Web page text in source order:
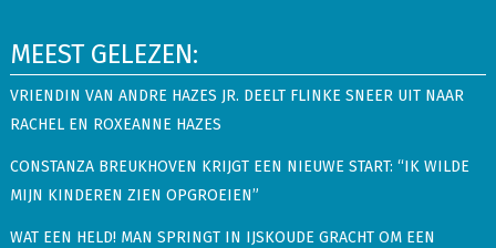
MEEST GELEZEN:
VRIENDIN VAN ANDRE HAZES JR. DEELT FLINKE SNEER UIT NAAR
RACHEL EN ROXEANNE HAZES
CONSTANZA BREUKHOVEN KRIJGT EEN NIEUWE START: “IK WILDE
MIJN KINDEREN ZIEN OPGROEIEN”
WAT EEN HELD! MAN SPRINGT IN IJSKOUDE GRACHT OM EEN